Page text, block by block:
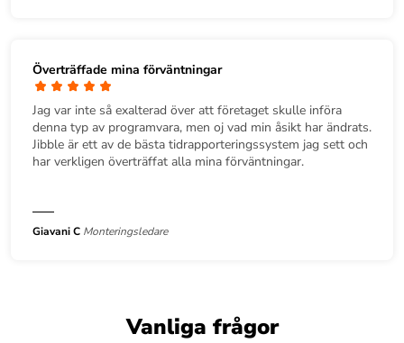
Överträffade mina förväntningar
Jag var inte så exalterad över att företaget skulle införa
denna typ av programvara, men oj vad min åsikt har ändrats.
Jibble är ett av de bästa tidrapporteringssystem​ jag sett och
har verkligen överträffat alla mina förväntningar.
Giavani C Monteringsledare
Vanliga frågor